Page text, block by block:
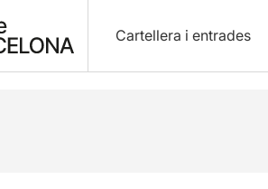
Cartellera i entrades
Fitxa artística